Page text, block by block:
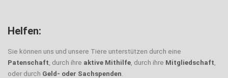
Helfen:
Sie können uns und unsere Tiere unterstützen durch eine
Patenschaft, durch ihre aktive Mithilfe, durch ihre Mitgliedschaft,
oder durch Geld- oder Sachspenden.